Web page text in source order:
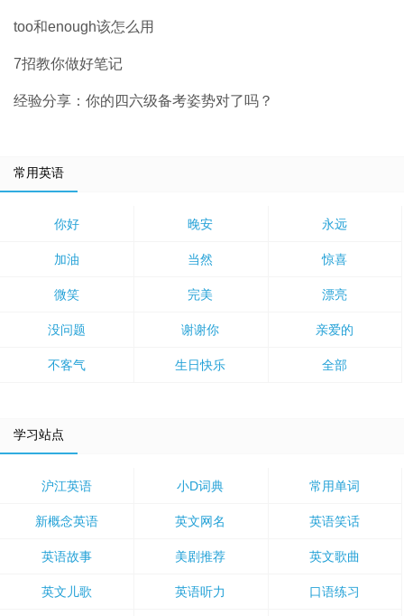
too和enough该怎么用
7招教你做好笔记
经验分享：你的四六级备考姿势对了吗？
常用英语
你好 晚安 永远
加油 当然 惊喜
微笑 完美 漂亮
没问题 谢谢你 亲爱的
不客气 生日快乐 全部
学习站点
沪江英语 小D词典 常用单词
新概念英语 英文网名 英语笑话
英语故事 美剧推荐 英文歌曲
英文儿歌 英语听力 口语练习